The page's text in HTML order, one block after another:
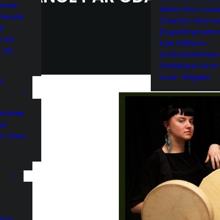
Be
Six
Baie
Claus
Alexis Gros-
Önenha’;
Kyle Williams :
Frédérique
Louis : Regalia